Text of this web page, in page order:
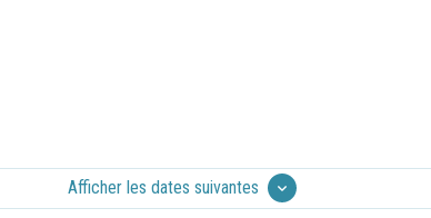
Afficher les dates suivantes